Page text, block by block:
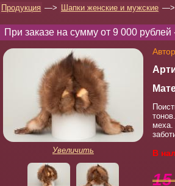
Продукция —> Шапки женские и мужские —>
При заказе на сумму от 9 000
Увеличить
меха.
В